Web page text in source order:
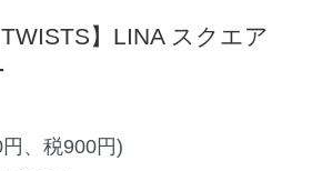
TWISTS】LINA スクエア
、税900円)